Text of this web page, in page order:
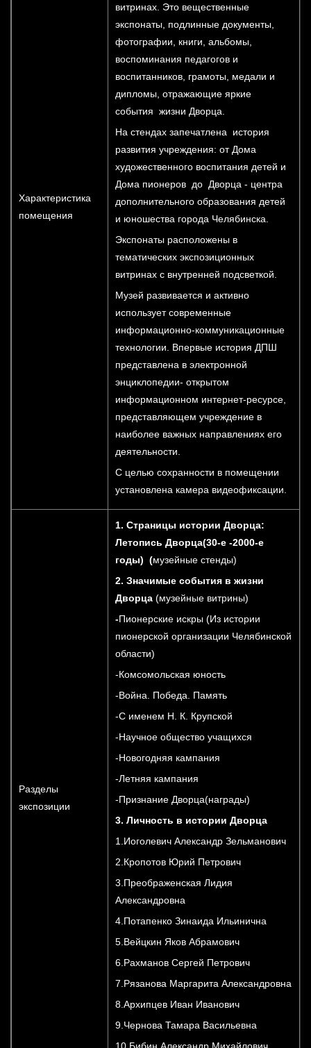
Характеристика
помещения
витринах. Это вещественные
экспонаты, подлинные документы,
фотографии, книги, альбомы,
воспоминания педагогов и
воспитанников, грамоты, медали и
дипломы, отражающие яркие
события жизни Дворца.
На стендах запечатлена история
развития учреждения: от Дома
художественного воспитания детей и
Дома пионеров до Дворца - центра
дополнительного образования детей
и юношества города Челябинска.
Экспонаты расположены в
тематических экспозиционных
витринах с внутренней подсветкой.
Музей развивается и активно
использует современные
информационно-коммуникационные
технологии. Впервые история ДПШ
представлена в электронной
энциклопедии- открытом
информационном интернет-ресурсе,
представляющем учреждение в
наиболее важных направлениях его
деятельности.
С целью сохранности в помещении
установлена камера видеофиксации.
Разделы
экспозиции
1. Страницы истории Дворца:
Летопись Дворца(30-е -2000-е
годы) (музейные стенды)
2. Значимые события в жизни
Дворца (музейные витрины)
-Пионерские искры (Из истории
пионерской организации Челябинской
области)
-Комсомольская юность
-Война. Победа. Память
-С именем Н. К. Крупской
-Научное общество учащихся
-Новогодняя кампания
-Летняя кампания
-Признание Дворца(награды)
3. Личность в истории Дворца
1.Иоголевич Александр Зельманович
2.Кропотов Юрий Петрович
3.Преображенская Лидия
Александровна
4.Потапенко Зинаида Ильинична
5.Вейцкин Яков Абрамович
6.Рахманов Сергей Петрович
7.Рязанова Маргарита Александровна
8.Архипцев Иван Иванович
9.Чернова Тамара Васильевна